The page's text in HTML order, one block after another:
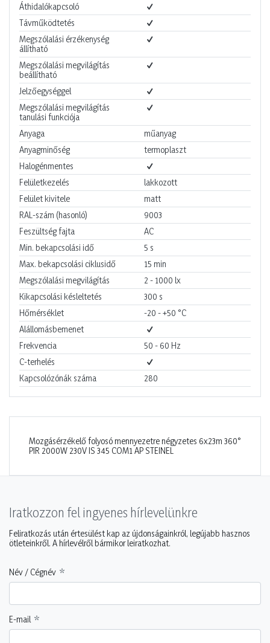
Áthidalókapcsoló
Távműködtetés
Megszólalási érzékenység
állítható
Megszólalási megvilágítás
beállítható
Jelzőegységgel
Megszólalási megvilágítás
tanulási funkciója
Anyaga
műanyag
Anyagminőség
termoplaszt
Halogénmentes
Felületkezelés
lakkozott
Felület kivitele
matt
RAL-szám (hasonló)
9003
Feszültség fajta
AC
Min. bekapcsolási idő
5 s
Max. bekapcsolási ciklusidő
15 min
Megszólalási megvilágítás
2 - 1000 lx
Kikapcsolási késleltetés
300 s
Hőmérséklet
-20 - +50 °C
Alállomásbemenet
Frekvencia
50 - 60 Hz
C-terhelés
Kapcsolózónák száma
280
Mozgásérzékelő folyosó mennyezetre négyzetes 6x23m 360°
PIR 2000W 230V IS 345 COM1 AP STEINEL
Iratkozzon fel ingyenes hírlevelünkre
Feliratkozás után értesülést kap az újdonságainkról, legújabb hasznos
ötleteinkről. A hírlevélről bármikor leiratkozhat.
Név / Cégnév
E-mail